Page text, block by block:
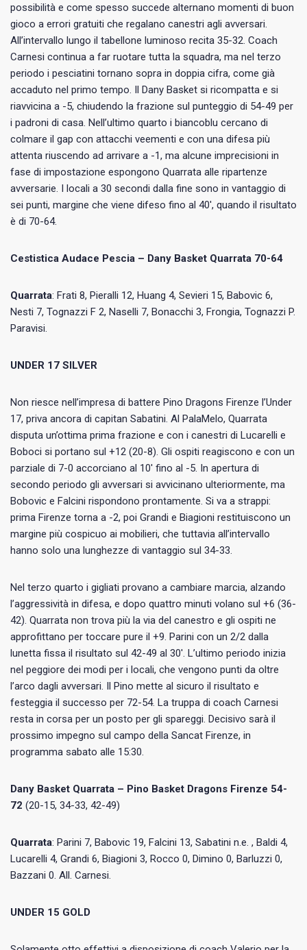
possibilità e come spesso succede alternano momenti di buon
gioco a errori gratuiti che regalano canestri agli avversari.
All’intervallo lungo il tabellone luminoso recita 35-32. Coach
Carnesi continua a far ruotare tutta la squadra, ma nel terzo
periodo i pesciatini tornano sopra in doppia cifra, come già
accaduto nel primo tempo. Il Dany Basket si ricompatta e si
riavvicina a -5, chiudendo la frazione sul punteggio di 54-49 per
i padroni di casa. Nell’ultimo quarto i biancoblu cercano di
colmare il gap con attacchi veementi e con una difesa più
attenta riuscendo ad arrivare a -1, ma alcune imprecisioni in
fase di impostazione espongono Quarrata alle ripartenze
avversarie. I locali a 30 secondi dalla fine sono in vantaggio di
sei punti, margine che viene difeso fino al 40′, quando il risultato
è di 70-64.
Cestistica Audace Pescia – Dany Basket Quarrata 70-64
Quarrata: Frati 8, Pieralli 12, Huang 4, Sevieri 15, Babovic 6,
Nesti 7, Tognazzi F 2, Naselli 7, Bonacchi 3, Frongia, Tognazzi P.
Paravisi.
UNDER 17 SILVER
Non riesce nell’impresa di battere Pino Dragons Firenze l’Under
17, priva ancora di capitan Sabatini. Al PalaMelo, Quarrata
disputa un’ottima prima frazione e con i canestri di Lucarelli e
Boboci si portano sul +12 (20-8). Gli ospiti reagiscono e con un
parziale di 7-0 accorciano al 10′ fino al -5. In apertura di
secondo periodo gli avversari si avvicinano ulteriormente, ma
Bobovic e Falcini rispondono prontamente. Si va a strappi:
prima Firenze torna a -2, poi Grandi e Biagioni restituiscono un
margine più cospicuo ai mobilieri, che tuttavia all’intervallo
hanno solo una lunghezze di vantaggio sul 34-33.
Nel terzo quarto i gigliati provano a cambiare marcia, alzando
l’aggressività in difesa, e dopo quattro minuti volano sul +6 (36-
42). Quarrata non trova più la via del canestro e gli ospiti ne
approfittano per toccare pure il +9. Parini con un 2/2 dalla
lunetta fissa il risultato sul 42-49 al 30′. L’ultimo periodo inizia
nel peggiore dei modi per i locali, che vengono punti da oltre
l’arco dagli avversari. Il Pino mette al sicuro il risultato e
festeggia il successo per 72-54. La truppa di coach Carnesi
resta in corsa per un posto per gli spareggi. Decisivo sarà il
prossimo impegno sul campo della Sancat Firenze, in
programma sabato alle 15:30.
Dany Basket Quarrata – Pino Basket Dragons Firenze 54-
72 (20-15, 34-33, 42-49)
Quarrata: Parini 7, Babovic 19, Falcini 13, Sabatini n.e. , Baldi 4,
Lucarelli 4, Grandi 6, Biagioni 3, Rocco 0, Dimino 0, Barluzzi 0,
Bazzani 0. All. Carnesi.
UNDER 15 GOLD